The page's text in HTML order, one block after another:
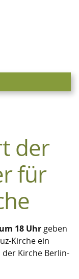
der
für
18 Uhr geben
Kirche ein
der Kirche Berlin-